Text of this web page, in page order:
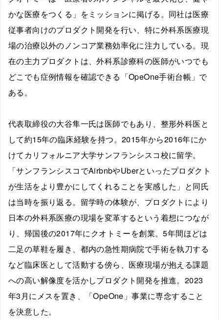
かな医療をつくる」をミッションに掲げる。同社は医療
従事者向けのプロダクト開発を行い、特に外科系医療現
場の治療以外のノンコア業務効率化に注力している。現
在の主力プロダクトは、外科系診療科の医師がいつでも
どこでも症例情報を確認できる「OpeOne手術台帳」で
ある。
代表取締役の大谷隼一氏は医師でもあり、整形外科医と
して約15年の臨床経験を持つ。2015年から2016年にか
けてカリフォルニア大学サンフランシスコ校に留学。
「サンフランシスコでAirbnbやUberといったプロダクト
が生活をより豊かにしてくれることを実感した」と同氏
は当時を振り返る。留学時の体験が、プロダクトにより
日本の外科系医療の現場を変革するという着想につなが
り、帰国後の2017年にクオトミーを創業。5年間ほどは
二足の草鞋を履き、都内の急性期病院で手術を執刀する
など臨床医として活動する傍ら、医療現場が抱える課題
への高い解像度を活かしプロダクト開発を推進。2023
年3月にメスを置き、「OpeOne」事業に専念すること
を決意した。